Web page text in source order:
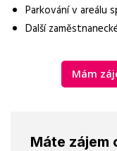
Parkování v areálu
Další
Mám
Máte zájem